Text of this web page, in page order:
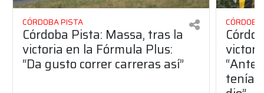
CÓRDOBA PISTA
Córdoba Pista: Massa, tras la
victoria en la Fórmula Plus:
“Da gusto correr carreras así”